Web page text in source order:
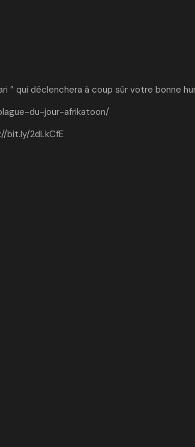
” qui déclenchera à coup sûr votre bonne
du-jour-afrikatoon/
bit.ly/2dLkCfE